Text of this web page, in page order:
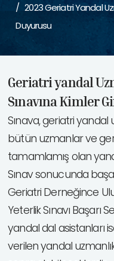
2023 Geriatri Yandal
Duyurusu
Geriatri yandal
Sınavına Kimler
Sınava, geriatri
bütün uzmanlar ve
tamamlamış olan
Sınav sonucunda
Geriatri Derneğince
Yeterlik Sınavı Başarı
yandal dal asistanları
verilen yandal